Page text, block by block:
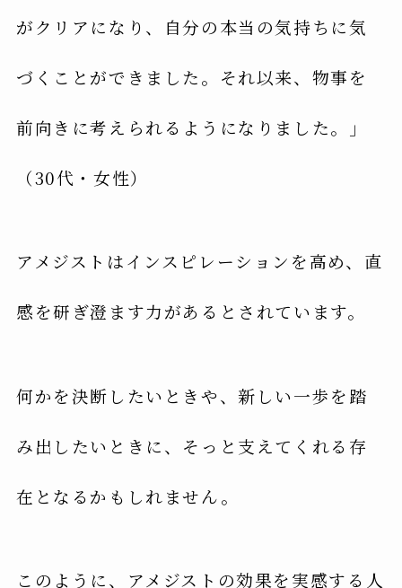
がクリアになり、自分の本当の気持ちに気
づくことができました。それ以来、物事を
前向きに考えられるようになりました。」
（30代・女性）
アメジストはインスピレーションを高め、直
感を研ぎ澄ます力があるとされています。
何かを決断したいときや、新しい一歩を踏
み出したいときに、そっと支えてくれる存
在となるかもしれません。
このように、アメジストの効果を実感する人